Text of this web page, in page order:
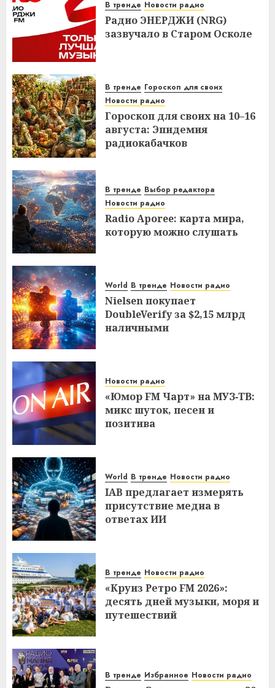
В тренде Новости радио
Радио ЭНЕРДЖИ (NRG)
зазвучало в Старом Осколе
В тренде Гороскоп для своих
Новости радио
Гороскоп для своих на 10–16
августа: Эпидемия
радиокабачков
В тренде Выбор редактора
Новости радио
Radio Aporee: карта мира,
которую можно слушать
World В тренде Новости радио
Nielsen покупает
DoubleVerify за $2,15 млрд
наличными
Новости радио
«Юмор FM Чарт» на МУЗ‑ТВ:
микс шуток, песен и
позитива
World В тренде Новости радио
IAB предлагает измерять
присутствие медиа в
ответах ИИ
В тренде Новости радио
«Круиз Ретро FM 2026»:
десять дней музыки, моря и
путешествий
В тренде Избранное Новости радио